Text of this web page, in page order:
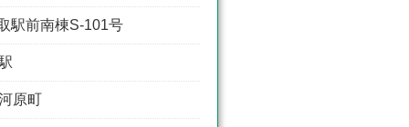
駅前南棟S-101号
原町